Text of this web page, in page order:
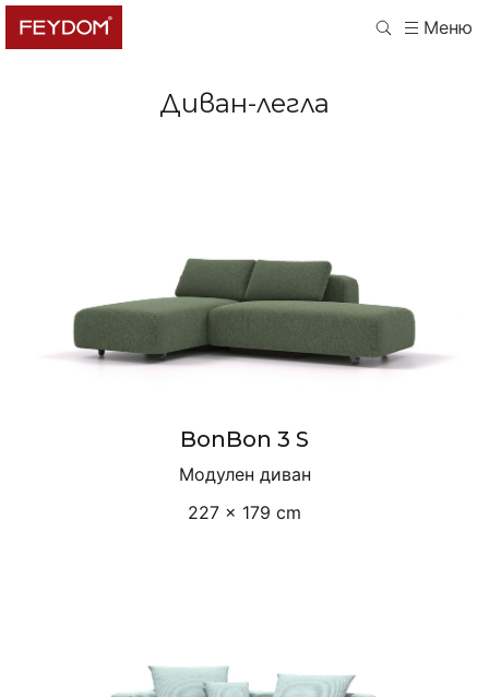
Меню
Диван-легла
BonBon 3 S
Модулен диван
227 × 179 cm